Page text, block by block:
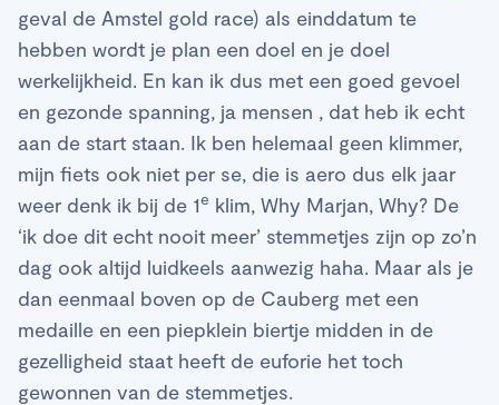
geval de Amstel gold race) als einddatum te
hebben wordt je plan een doel en je doel
werkelijkheid. En kan ik dus met een goed gevoel
en gezonde spanning, ja mensen , dat heb ik echt
aan de start staan. Ik ben helemaal geen klimmer,
mijn fiets ook niet per se, die is aero dus elk jaar
weer denk ik bij de 1e klim, Why Marjan, Why? De
‘ik doe dit echt nooit meer’ stemmetjes zijn op zo’n
dag ook altijd luidkeels aanwezig haha. Maar als je
dan eenmaal boven op de Cauberg met een
medaille en een piepklein biertje midden in de
gezelligheid staat heeft de euforie het toch
gewonnen van de stemmetjes.